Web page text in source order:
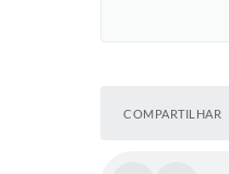
COMPARTILHAR